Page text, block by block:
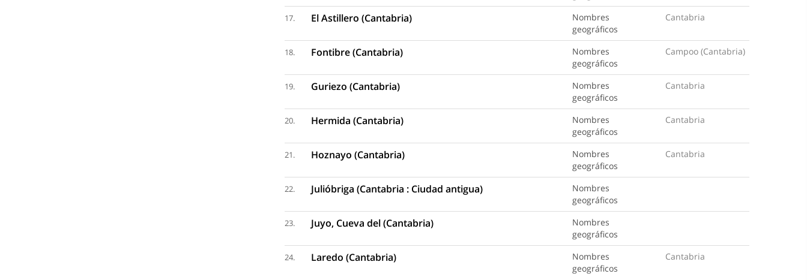
17. El Astillero (Cantabria)
Nombres
geográficos
Cantabria
18. Fontibre (Cantabria)
Nombres
geográficos
Campoo (Cantabria)
19. Guriezo (Cantabria)
Nombres
geográficos
Cantabria
20. Hermida (Cantabria)
Nombres
geográficos
Cantabria
21. Hoznayo (Cantabria)
Nombres
geográficos
Cantabria
22. Julióbriga (Cantabria : Ciudad antigua)
Nombres
geográficos
23. Juyo, Cueva del (Cantabria)
Nombres
geográficos
24. Laredo (Cantabria)
Nombres
geográficos
Cantabria